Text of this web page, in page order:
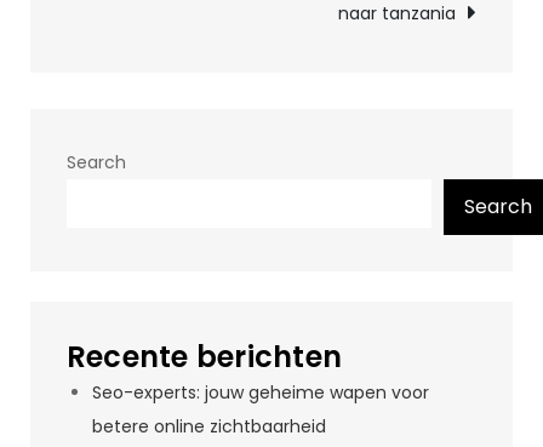
naar tanzania
Search
Search
Recente berichten
Seo-experts: jouw geheime wapen voor
betere online zichtbaarheid